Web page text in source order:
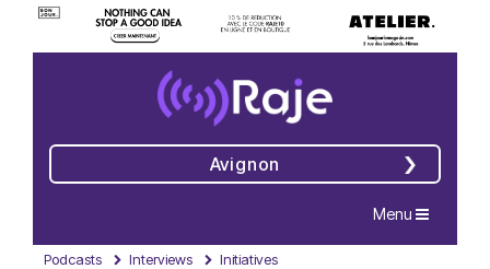
Avignon
Navigation
Menu
Podcasts Interviews Initiatives